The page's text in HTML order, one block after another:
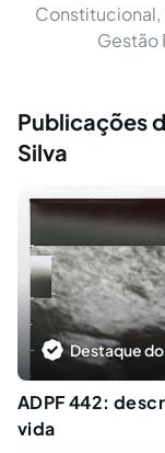
Constitucional,
Gestão
Publicações
Silva
Destaque
ADPF 442:
vida